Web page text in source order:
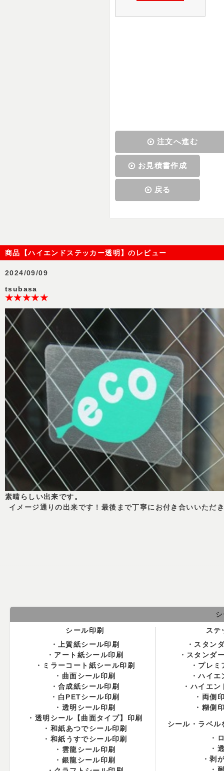
戻る
お見積書作成
注文へ進む
商品【ハイエンドステッカー透明】のレビュー
2024/09/09
tsubasa
★★★★★
素晴らしい出来です。
イメージ通りの出来です！最後まで丁寧にお付き合いいただ
シール印刷
上質紙シール印刷
アート紙シール印刷
ミラーコート紙シール印刷
曲面シール印刷
合成紙シール印刷
白PETシール印刷
透明シール印刷
透明シール【曲面タイプ】印刷
和紙あつでシール印刷
和紙うすでシール印刷
雲龍シール印刷
銀龍シール印刷
ステ
スタン
スタンダ
プレミ
ハイエ
ハイエン
両側
糊側
シール・ラベ
剥